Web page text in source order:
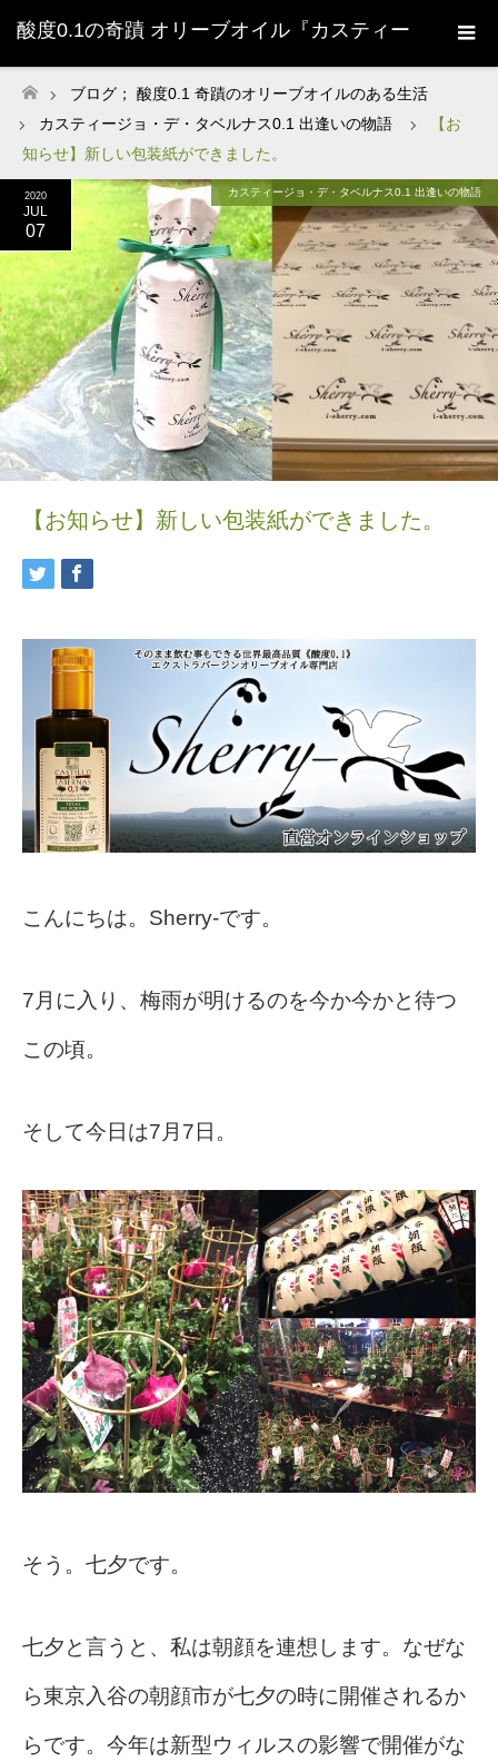
酸度0.1の奇蹟 オリーブオイル『カスティー
ジョ・デ・タベルナス0.1』株式会社清州
Sherry-
ホーム
ブログ； 酸度0.1 奇蹟のオリーブオイルのある生活
カスティージョ・デ・タベルナス0.1 出逢いの物語
【お
知らせ】新しい包装紙ができました。
2020
JUL
07
カスティージョ・デ・タベルナス0.1 出逢いの物語
【お知らせ】新しい包装紙ができました。
こんにちは。Sherry-です。
7月に入り、梅雨が明けるのを今か今かと待つ
この頃。
そして今日は7月7日。
そう。七夕です。
七夕と言うと、私は朝顔を連想します。なぜな
ら東京入谷の朝顔市が七夕の時に開催されるか
らです。今年は新型ウィルスの影響で開催がな